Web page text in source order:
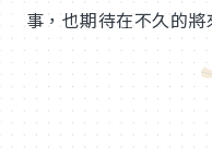
事，也期待在不久的